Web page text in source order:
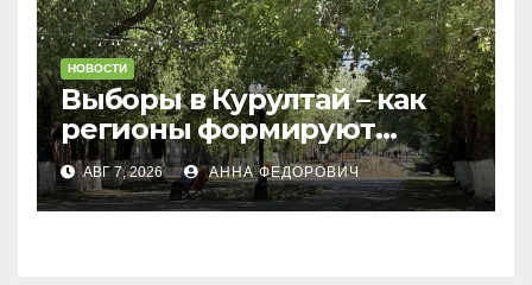
НОВОСТИ
Выборы в Курултай – как
регионы формируют
политическую повестку
АВГ 7, 2026 АННА ФЕДОРОВИЧ